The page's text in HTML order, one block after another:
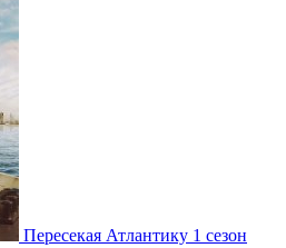
Пересекая Атлантику 1 сезон